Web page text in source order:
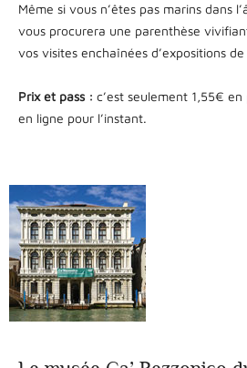
Même si vous n’êtes pas marins dans
vous procurera une parenthèse
vos visites enchaînées d’expositions
Prix et pass : c’est seulement 1,55€
en ligne pour l’instant.